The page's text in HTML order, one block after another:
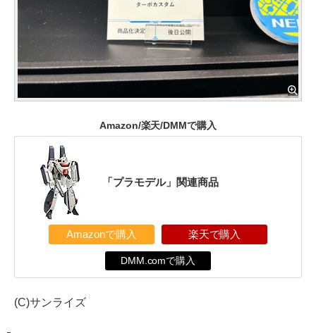
Amazon/楽天/DMMで購入
「プラモデル」関連商品
Amazonで購入 楽天で購入
DMM.comで購入
(C)サンライズ